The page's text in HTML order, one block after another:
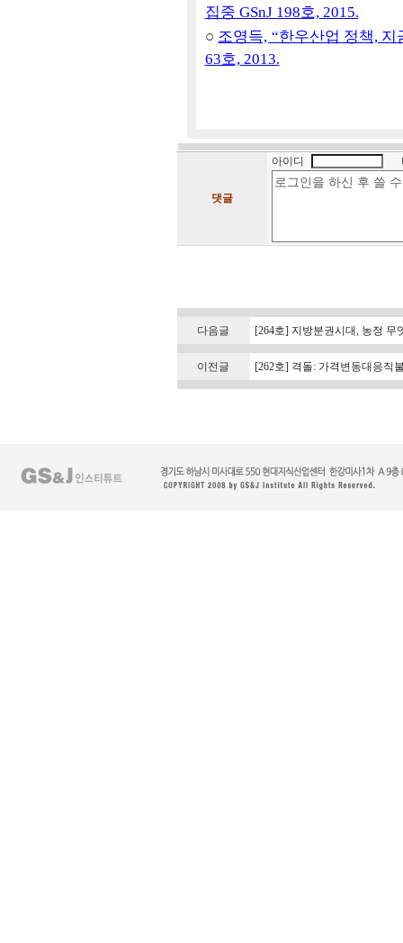
집중 GSnJ 198호, 2015.
○ 조영득, “한우산업 정책, 지
63호, 2013.
댓글
아이디
다음글 [264호] 지방분권시대, 농정 무
이전글 [262호] 격돌: 가격변동대응직